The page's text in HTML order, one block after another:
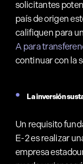
solicitantes
país de origen
califiquen para
A para
continuar con la
La inversión
Un requisito
E-2 es realizar
empresa